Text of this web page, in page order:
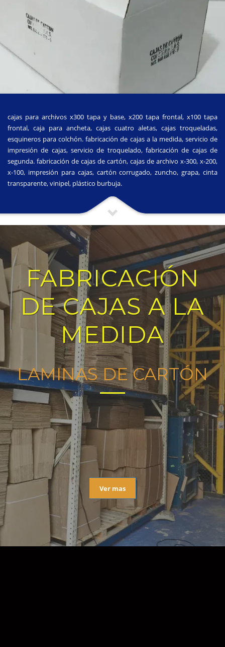
cajas para archivos x300 tapa y base, x200 tapa frontal, x100 tapa
frontal, caja para ancheta, cajas cuatro aletas, cajas troqueladas,
esquineros para colchón. fabricación de cajas a la medida, servicio de
impresión de cajas, servicio de troquelado, fabricación de cajas de
segunda. fabricación de cajas de cartón, cajas de archivo x-300, x-200,
x-100, impresión para cajas, cartón corrugado, zuncho, grapa, cinta
transparente, vinipel, plástico burbuja.
FABRICACIÓN
DE CAJAS A LA
MEDIDA
LAMINAS DE CARTÓN
Ver mas